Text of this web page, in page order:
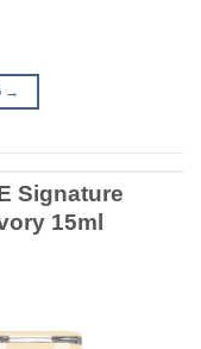
→
Signature
15ml